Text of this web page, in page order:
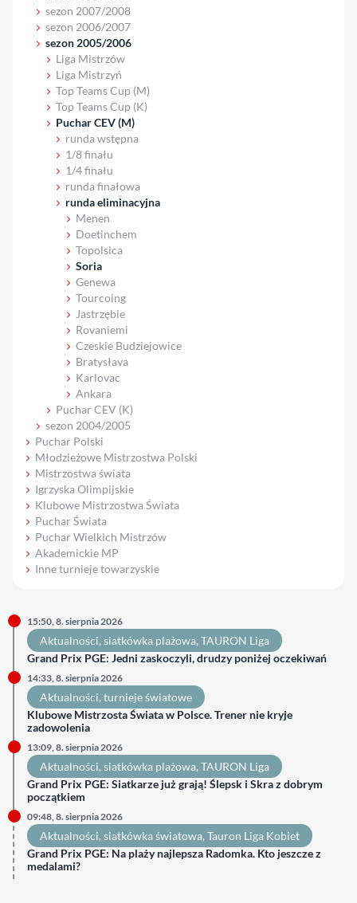
sezon 2007/2008
sezon 2006/2007
sezon 2005/2006
Liga Mistrzów
Liga Mistrzyń
Top Teams Cup (M)
Top Teams Cup (K)
Puchar CEV (M)
runda wstępna
1/8 finału
1/4 finału
runda finałowa
runda eliminacyjna
Menen
Doetinchem
Topolsica
Soria
Genewa
Tourcoing
Jastrzębie
Rovaniemi
Czeskie Budziejowice
Bratysłava
Karlovac
Ankara
Puchar CEV (K)
sezon 2004/2005
Puchar Polski
Młodzieżowe Mistrzostwa Polski
Mistrzostwa świata
Igrzyska Olimpijskie
Klubowe Mistrzostwa Świata
Puchar Świata
Puchar Wielkich Mistrzów
Akademickie MP
Inne turnieje towarzyskie
15:50, 8. sierpnia 2026
Aktualności, siatkówka plażowa, TAURON Liga
Grand Prix PGE: Jedni zaskoczyli, drudzy poniżej oczekiwań
14:33, 8. sierpnia 2026
Aktualności, turnieje światowe
Klubowe Mistrzosta Świata w Polsce. Trener nie kryje
zadowolenia
13:09, 8. sierpnia 2026
Aktualności, siatkówka plażowa, TAURON Liga
Grand Prix PGE: Siatkarze już grają! Ślepsk i Skra z dobrym
początkiem
09:48, 8. sierpnia 2026
Aktualności, siatkówka światowa, Tauron Liga Kobiet
Grand Prix PGE: Na plaży najlepsza Radomka. Kto jeszcze z
medalami?